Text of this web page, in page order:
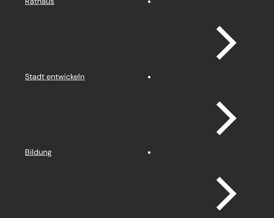
Stadt entwickeln
Bildung